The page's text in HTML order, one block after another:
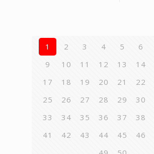
1 2 3 4 5 6
9
10 11 12 13 14
17
18 19 20 21 22
25
26 27 28 29 30
33
34 35 36 37 38
41
42 43 44 45 46